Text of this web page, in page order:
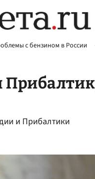
с бензином в России
и Прибалтики